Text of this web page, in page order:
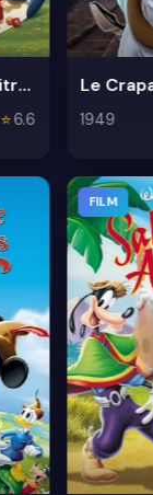
Le Dragon récalcitrant
⭐6.6 1949
FILM